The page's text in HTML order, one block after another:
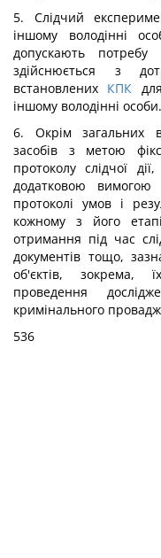
5. Слідчий
іншому володінні
допускають
здійснюється з
встановлених КПК
іншому володінні особи.
6. Окрім загальних
засобів з метою
протоколу слідчої
додатковою вимогою
протоколі умов і
кожному з його
отримання під час
документів тощо,
об'єктів, зокрема,
проведення
кримінального
536